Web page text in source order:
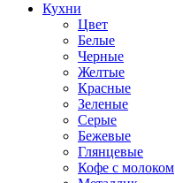
Кухни
Цвет
Белые
Черные
Желтые
Красные
Зеленые
Серые
Бежевые
Глянцевые
Кофе с молоком